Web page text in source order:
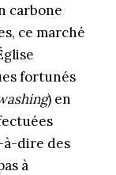
carbone
ce marché
fortunés
) en
à-dire des
à